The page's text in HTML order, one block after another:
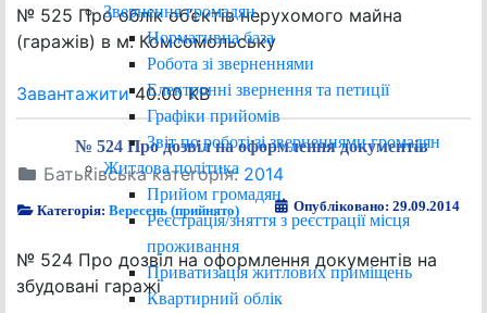
Звернення громадян
Нормативна база
Робота зі зверненнями
Електронні звернення та петиції
Графіки прийомів
Звіт по роботі зі зверненнями громадян
Житлова політика
Прийом громадян
Реєстрація/зняття з реєстрації місця
проживання
Приватизація житлових приміщень
Квартирний облік
№ 525 Про облік об’єктів нерухомого майна
(гаражів) в м. Комсомольську
Завантажити40.00 KB
№ 524 Про дозвіл на оформлення документів
Батьківська категорія: 2014
Категорія:Вересень (прийнято) Опубліковано: 29.09.2014
№ 524 Про дозвіл на оформлення документів на
збудовані гаражі